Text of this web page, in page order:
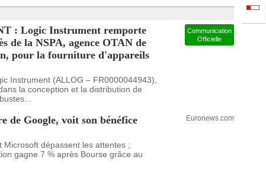
: Logic Instrument remporte
de la NSPA, agence OTAN de
pour la fourniture d'appareils
Instrument (ALLOG – FR0000044943),
la conception et la distribution de
Communication
Officielle
de Google, voit son bénéfice
Microsoft dépassent les attentes ;
gagne 7 % après Bourse grâce au
Euronews.com